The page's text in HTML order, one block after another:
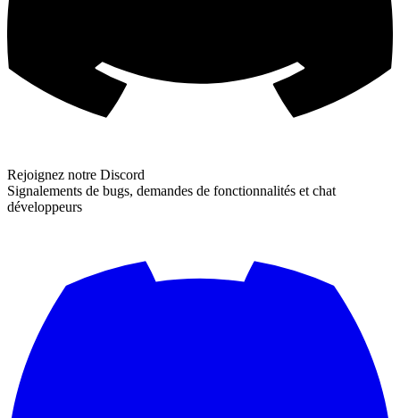
Rejoignez notre Discord
Signalements de bugs, demandes de fonctionnalités et chat
développeurs